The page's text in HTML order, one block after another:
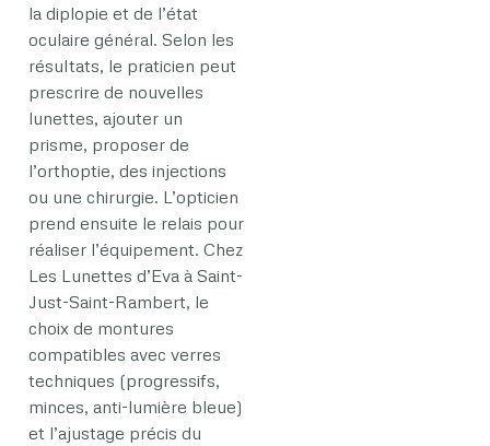
la diplopie et de l’état
oculaire général. Selon les
résultats, le praticien peut
prescrire de nouvelles
lunettes, ajouter un
prisme, proposer de
l’orthoptie, des injections
ou une chirurgie. L’opticien
prend ensuite le relais pour
réaliser l’équipement. Chez
Les Lunettes d’Eva à Saint-
Just-Saint-Rambert, le
choix de montures
compatibles avec verres
techniques (progressifs,
minces, anti-lumière bleue)
et l’ajustage précis du